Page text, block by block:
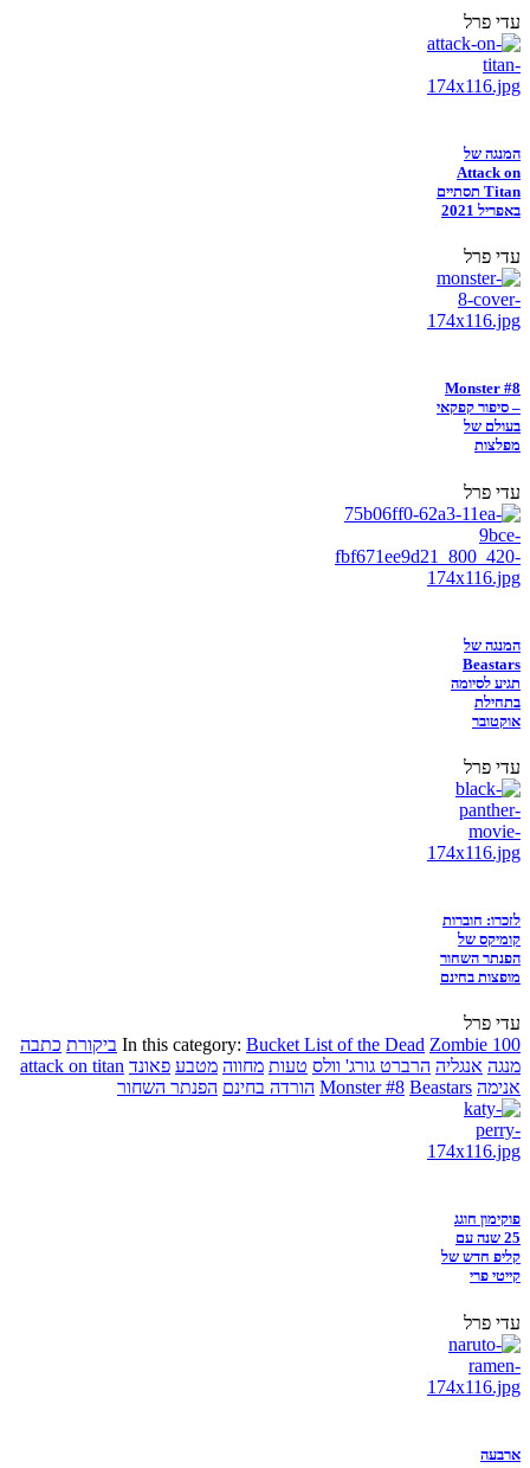
עדי פרל
המנגה של
Attack on
Titan תסתיים
באפריל 2021
עדי פרל
Monster #8
– סיפור קפקאי
בעולם של
מפלצות
עדי פרל
המנגה של
Beastars
תגיע לסיומה
בתחילת
אוקטובר
עדי פרל
לזכרו: חוברות
קומיקס של
הפנתר השחור
מופצות בחינם
עדי פרל
In this category: Bucket List of the Dead Zombie 100 ביקורת כתבה
מנגה אנגליה הרברט גורג' וולס טעות מחווה מטבע פאונד attack on titan
אנימה
Monster #8 Beastars הורדה בחינם הפנתר השחור
פוקימון חוגג
25 שנה עם
קליפ חדש של
קייטי פרי
עדי פרל
ארבעה